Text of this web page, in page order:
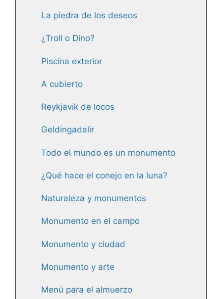
La piedra de los deseos
¿Troll o Dino?
Piscina exterior
A cubierto
Reykjavik de locos
Geldingadalir
Todo el mundo es un monumento
¿Qué hace el conejo en la luna?
Naturaleza y monumentos
Monumento en el campo
Monumento y ciudad
Monumento y arte
Menú para el almuerzo